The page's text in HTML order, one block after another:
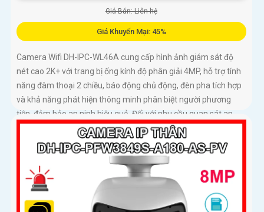
Giá Bán: Liên hệ
Giá Khuyến Mại: 45%
Camera Wifi DH-IPC-WL46A cung cấp hình ảnh giám sát độ
nét cao 2K+ với trang bị ống kính độ phân giải 4MP, hỗ trợ tính
năng đàm thoại 2 chiều, báo động chủ động, đèn pha tích hợp
và khả năng phát hiện thông minh phân biệt người phương
tiện, đảm bảo an ninh hiệu quả. Đối với nhu cầu quan sát an
ninh ngoài trời thì camera Dahua DH-IPC-WL46A chính là sự
lựa chọn vô cùng phù hợpCamera an ninh không dây DH-IPC-
WL46A là lựa chọn lý tưởng để bảo vệ ngôi nhà hoặc văn
phòng của bạn